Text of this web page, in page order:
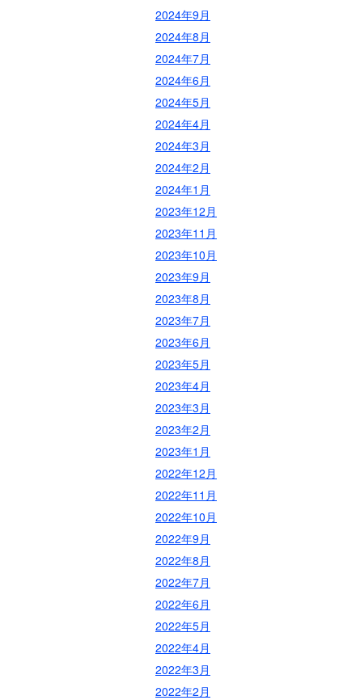
2024年9月
2024年8月
2024年7月
2024年6月
2024年5月
2024年4月
2024年3月
2024年2月
2024年1月
2023年12月
2023年11月
2023年10月
2023年9月
2023年8月
2023年7月
2023年6月
2023年5月
2023年4月
2023年3月
2023年2月
2023年1月
2022年12月
2022年11月
2022年10月
2022年9月
2022年8月
2022年7月
2022年6月
2022年5月
2022年4月
2022年3月
2022年2月